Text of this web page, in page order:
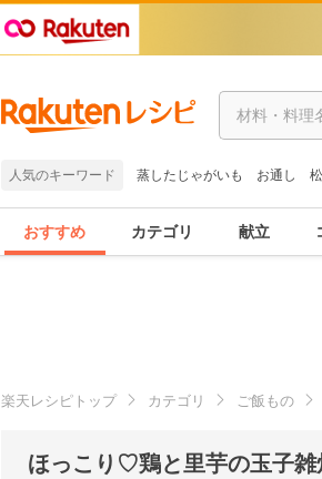
人気のキーワード 蒸したじゃがいも お通し
おすすめ カテゴリ 献立
楽天レシピトップ カテゴリ ご飯もの
ほっこり♡鶏と里芋の玉子雑